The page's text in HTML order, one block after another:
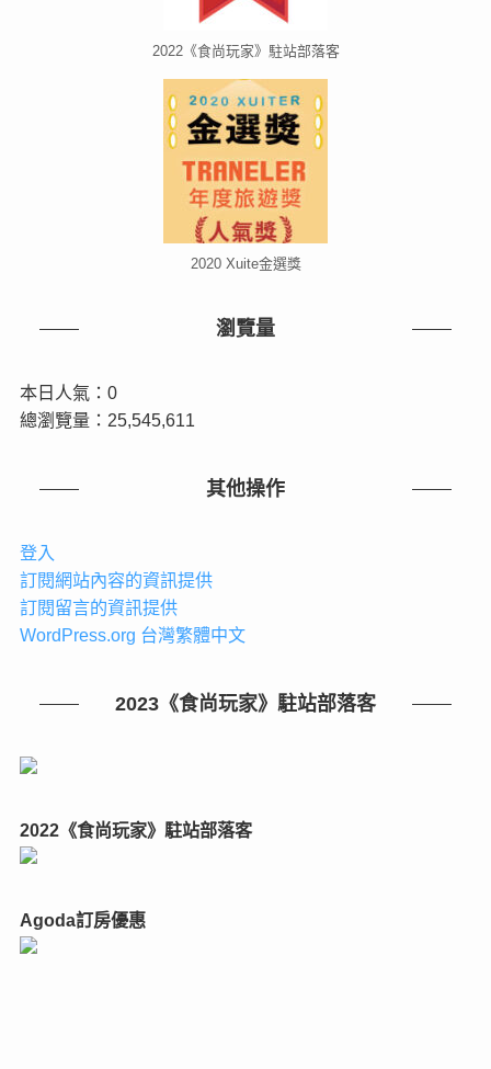
2022《食尚玩家》駐站部落客
2020 Xuite金選獎
瀏覽量
本日人氣：0
總瀏覽量：25,545,611
其他操作
登入
訂閱網站內容的資訊提供
訂閱留言的資訊提供
WordPress.org 台灣繁體中文
2023《食尚玩家》駐站部落客
2022《食尚玩家》駐站部落客
Agoda訂房優惠